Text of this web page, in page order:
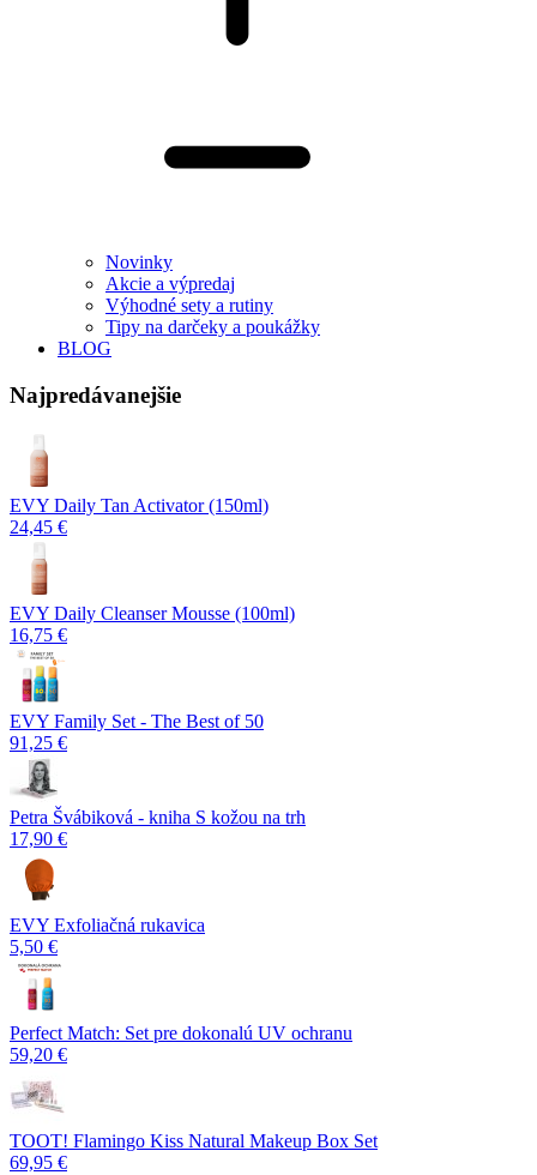
Novinky
Akcie a výpredaj
Výhodné sety a rutiny
Tipy na darčeky a poukážky
BLOG
Najpredávanejšie
EVY Daily Tan Activator (150ml)
24,45 €
EVY Daily Cleanser Mousse (100ml)
16,75 €
EVY Family Set - The Best of 50
91,25 €
Petra Švábiková - kniha S kožou na trh
17,90 €
EVY Exfoliačná rukavica
5,50 €
Perfect Match: Set pre dokonalú UV ochranu
59,20 €
TOOT! Flamingo Kiss Natural Makeup Box Set
69,95 €